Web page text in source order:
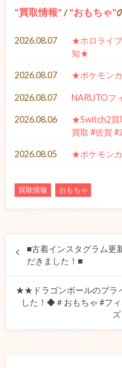
買取情報 / おもちゃ
2026.08.07
★ホロライ
知★
2026.08.07 ★ポケモン
2026.08.07 NARUTOフ
2026.08.06
★Switch2買
買取 #佐賀
2026.08.05 ★ポケモン
買取情報 おもちゃ
■古着インスタグラム更
だきました！■
★★ドラゴンボールのプラ
した！◆＃おもちゃ #フ